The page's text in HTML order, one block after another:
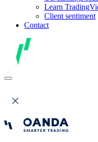
Learn
Client sentiment
Contact